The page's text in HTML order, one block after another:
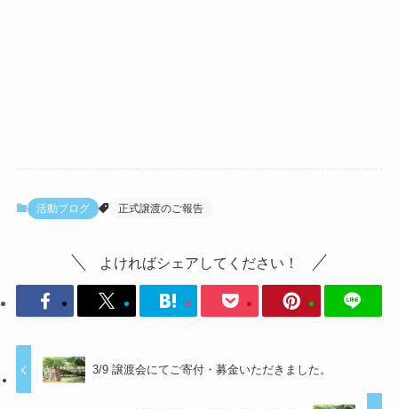
活動ブログ 正式譲渡のご報告
よければシェアしてください！
3/9 譲渡会にてご寄付・募金いただきました。